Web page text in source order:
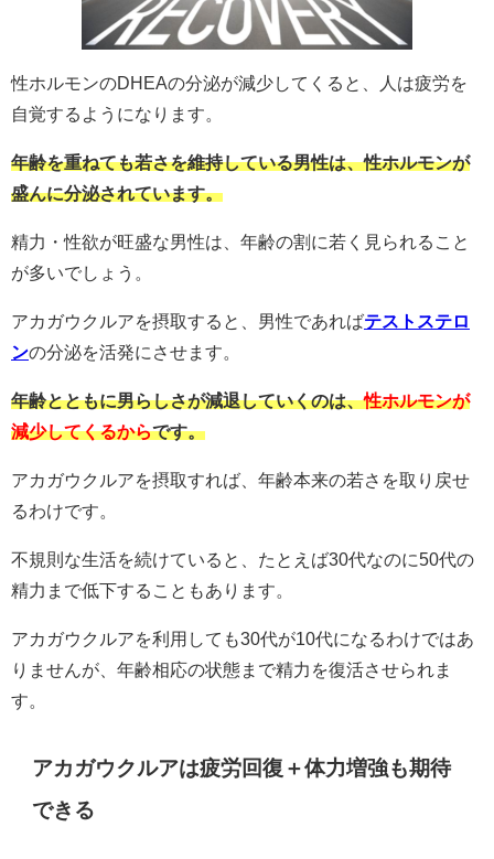
性ホルモンのDHEAの分泌が減少してくると、人は疲労を
自覚するようになります。
年齢を重ねても若さを維持している男性は、性ホルモンが
盛んに分泌されています。
精力・性欲が旺盛な男性は、年齢の割に若く見られること
が多いでしょう。
アカガウクルアを摂取すると、男性であればテストステロ
ンの分泌を活発にさせます。
年齢とともに男らしさが減退していくのは、性ホルモンが
減少してくるからです。
アカガウクルアを摂取すれば、年齢本来の若さを取り戻せ
るわけです。
不規則な生活を続けていると、たとえば30代なのに50代の
精力まで低下することもあります。
アカガウクルアを利用しても30代が10代になるわけではあ
りませんが、年齢相応の状態まで精力を復活させられま
す。
アカガウクルアは疲労回復＋体力増強も期待
できる